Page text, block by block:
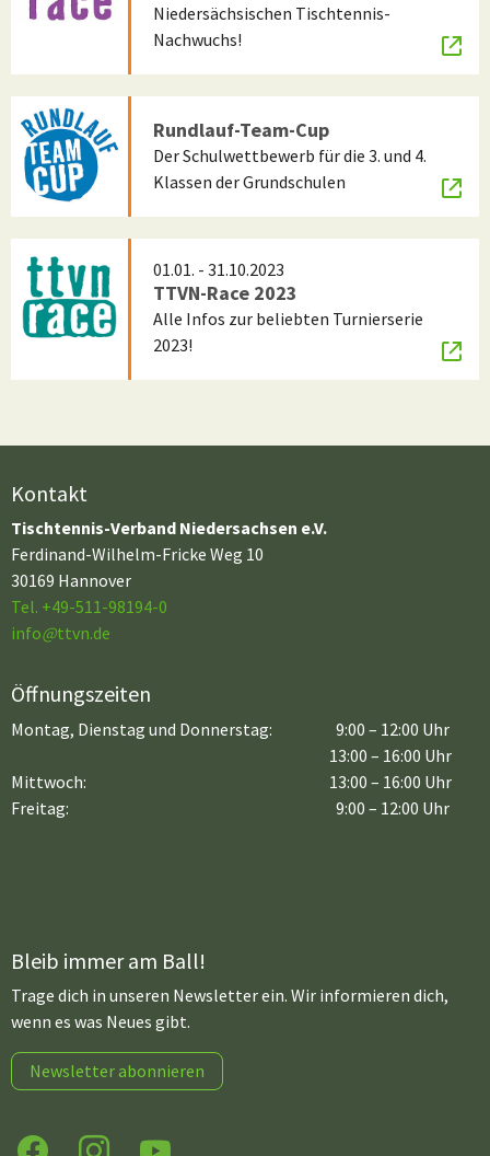
Niedersächsischen Tischtennis-
Nachwuchs!
Rundlauf-Team-Cup
Der Schulwettbewerb für die 3. und 4.
Klassen der Grundschulen
01.01. - 31.10.2023
TTVN-Race 2023
Alle Infos zur beliebten Turnierserie
2023!
Kontakt
Tischtennis-Verband Niedersachsen e.V.
Ferdinand-Wilhelm-Fricke Weg 10
30169 Hannover
Tel. +49-511-98194-0
info@ttvn.de
Öffnungszeiten
Montag, Dienstag und Donnerstag:
9:00 – 12:00 Uhr
13:00 – 16:00 Uhr
Mittwoch:
Freitag:
13:00 – 16:00 Uhr
9:00 – 12:00 Uhr
Bleib immer am Ball!
Trage dich in unseren Newsletter ein. Wir informieren dich,
wenn es was Neues gibt.
Newsletter abonnieren